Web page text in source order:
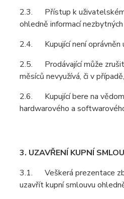
2.3. Přístup k
ohledně informací
2.4. Kupující není oprávněn
2.5. Prodávající může zrušit
měsíců nevyužívá, či v
2.6. Kupující bere na
hardwarového a
3. UZAVŘENÍ KUPNÍ
3.1. Veškerá prezentace
uzavřít kupní smlouvu